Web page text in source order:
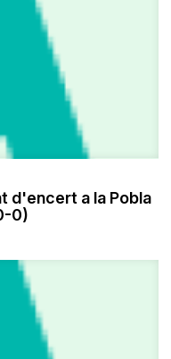
d'encert a la Pobla
0)